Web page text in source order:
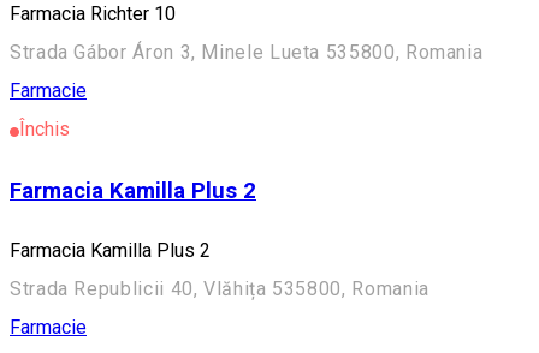
Farmacia Richter 10
Strada Gábor Áron 3, Minele Lueta 535800, Romania
Farmacie
Închis
Farmacia Kamilla Plus 2
Farmacia Kamilla Plus 2
Strada Republicii 40, Vlăhița 535800, Romania
Farmacie